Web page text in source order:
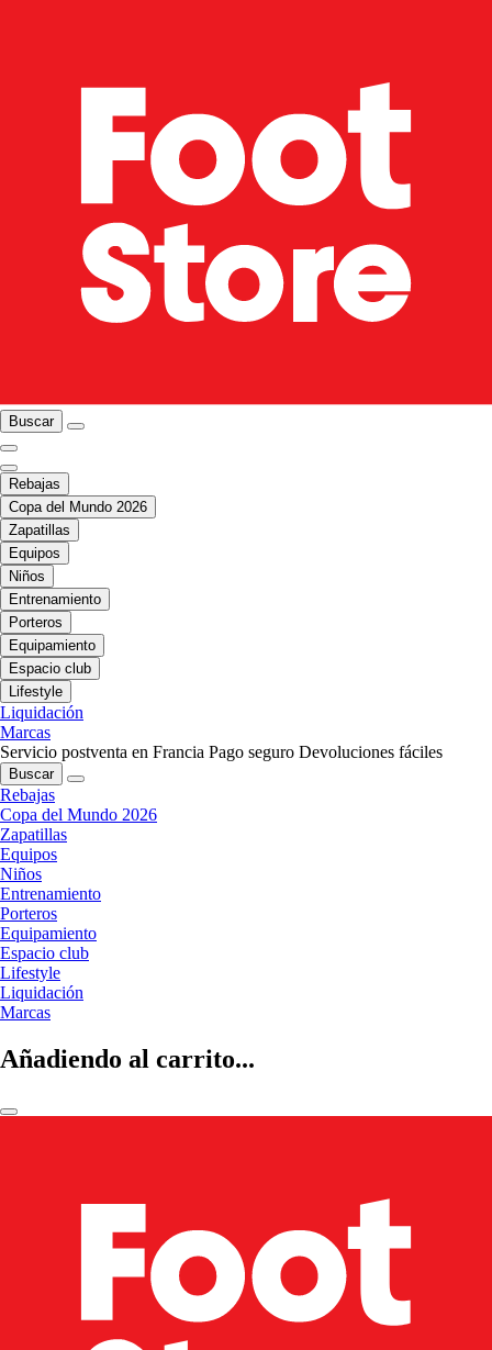
Buscar
Rebajas
Copa del Mundo 2026
Zapatillas
Equipos
Niños
Entrenamiento
Porteros
Equipamiento
Espacio club
Lifestyle
Liquidación
Marcas
Servicio postventa en Francia Pago seguro Devoluciones fáciles
Buscar
Rebajas
Copa del Mundo 2026
Zapatillas
Equipos
Niños
Entrenamiento
Porteros
Equipamiento
Espacio club
Lifestyle
Liquidación
Marcas
Añadiendo al carrito...